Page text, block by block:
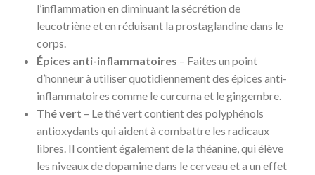
l’inflammation en diminuant la sécrétion de
leucotriène et en réduisant la prostaglandine dans le
corps.
Épices anti-inflammatoires – Faites un point
d’honneur à utiliser quotidiennement des épices anti-
inflammatoires comme le curcuma et le gingembre.
Thé vert – Le thé vert contient des polyphénols
antioxydants qui aident à combattre les radicaux
libres. Il contient également de la théanine, qui élève
les niveaux de dopamine dans le cerveau et a un effet